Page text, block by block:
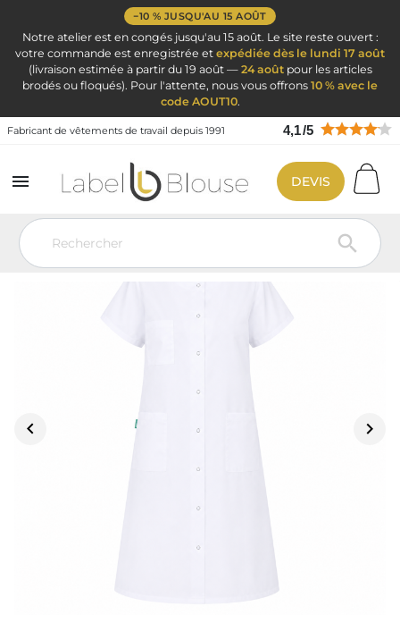
−10 % JUSQU'AU 15 AOÛT
Notre atelier est en congés jusqu'au 15 août. Le site reste ouvert :
votre commande est enregistrée et expédiée dès le lundi 17 août
(livraison estimée à partir du 19 août — 24 aoûtpour les articles
brodés ou floqués). Pour l'attente, nous vous offrons 10 % avec le
code AOUT10.
Fabricant de vêtements de travail depuis 1991 4,1/5


DEVIS
Vêtement de travail Blouse médicale
Blouse médicale femme
 